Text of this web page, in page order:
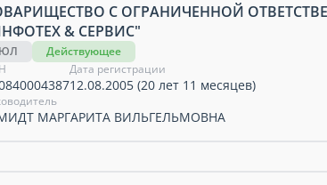
С ОГРАНИЧЕННОЙ
& СЕРВИС"
ЮЛ
Действующее
Дата регистрации
12.08.2005 (20 лет 11 месяцев)
МАРГАРИТА ВИЛЬГЕЛЬМОВНА